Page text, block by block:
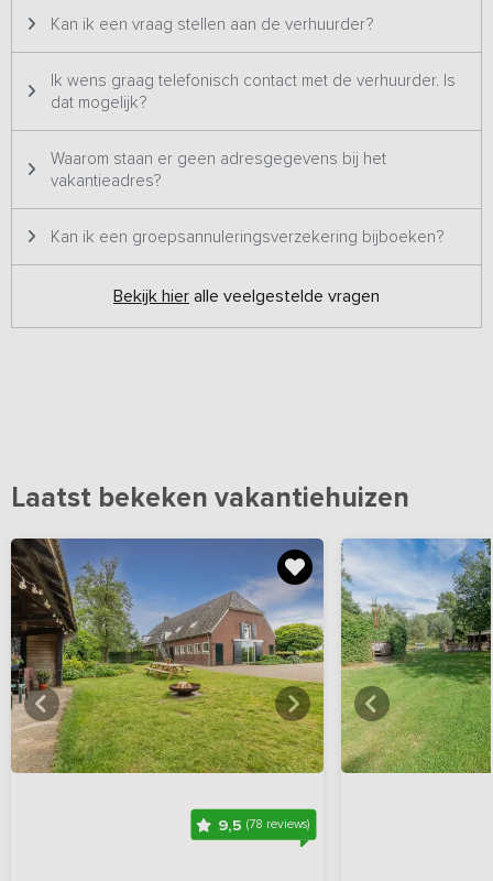
Kan ik een vraag stellen aan de verhuurder?
Ik wens graag telefonisch contact met de verhuurder. Is
dat mogelijk?
Waarom staan er geen adresgegevens bij het
vakantieadres?
Kan ik een groepsannuleringsverzekering bijboeken?
Bekijk hier alle veelgestelde vragen
Laatst bekeken vakantiehuizen
9,5(78 reviews)
Bekijkhieralle foto's Bekijk